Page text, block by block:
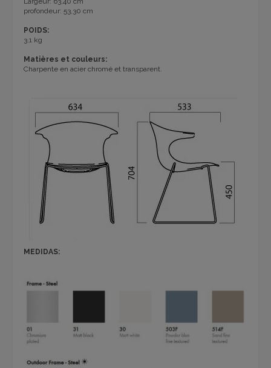
profondeur: 53,30 cm
POIDS:
3.1 kg
Matières et couleurs:
Charpente en acier chromé et transparent.
MEDIDAS: